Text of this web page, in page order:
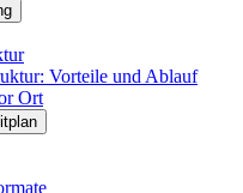
Vorteile und Ablauf
Ort